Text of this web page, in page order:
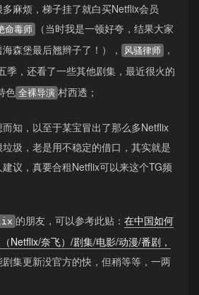
麻烦，梯子挂了就白买Netflix会员
命毒师
（当时我是一顿好夸，结果大家
森堡最后翘辫子了！），
风骚律师 ，
季，还看了一些其他剧集，最近很火的
色 全裸导演 村西透；
知，以至于某宝冒出了那么多Netflix
圾，老是用不稳定的借口，其实就是
议，真要合租Netflix可以来这个TG频
的朋友，可以参考此贴： 在中国如何
Netflix/奈飞）/剧集/电影/动漫/番剧，
剧集更新没官方的快，但稍等等，一两